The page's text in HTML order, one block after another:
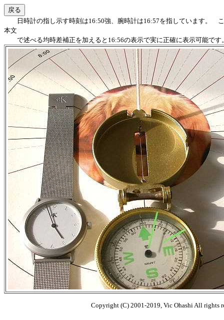
日時計の指し示す時刻は16:50強、腕時計は16:57を指しています。 こ
本文
で述べる均時差補正を加えると16:56の表示で実に正確に表示可能です
Copyright (C) 2001-2019, Vic Ohashi All rights